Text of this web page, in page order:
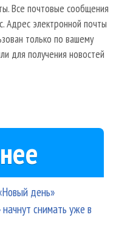
Все почтовые сообщения
Адрес электронной почты
только по вашему
для получения новостей
день»
снимать уже в